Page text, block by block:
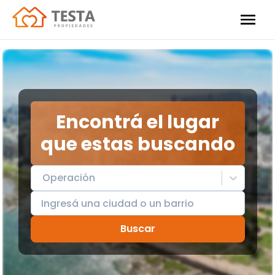
Encontrá el lugar
que estas buscando
Operación
Buscar